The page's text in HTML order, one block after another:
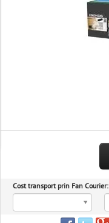
Cost transport prin Fan Courier: